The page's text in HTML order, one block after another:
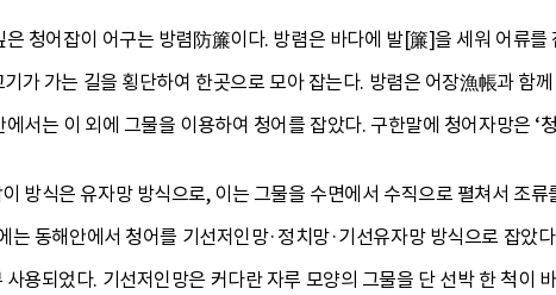
청어잡이 어구는 방렴防簾이다. 방렴은 바다에 발[簾]을 세워 어류
가 가는 길을 횡단하여 한곳으로 모아 잡는다. 방렴은 어장漁帳과 함
서는 이 외에 그물을 이용하여 청어를 잡았다. 구한말에 청어자망은 ‘
방식은 유자망 방식으로, 이는 그물을 수면에서 수직으로 펼쳐서 조
는 동해안에서 청어를 기선저인망·정치망·기선유자망 방식으로 잡았
용되었다. 기선저인망은 커다란 자루 모양의 그물을 단 선박 한 척이